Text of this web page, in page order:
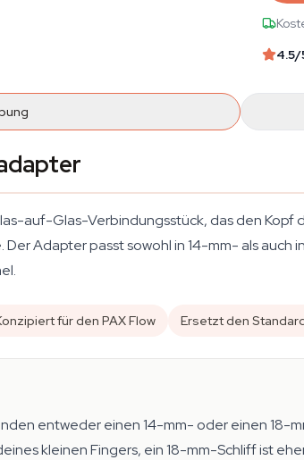
4.5/
auf-Glas-Verbindungsstück, das den
Adapter passt sowohl in 14-mm- als
für den PAX Flow Ersetzt den
entweder einen 14-mm- oder einen 18-
kleinen Fingers, ein 18-mm-Schliff ist